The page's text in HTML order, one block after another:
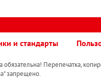
и стандарты
Перепечатка,
запрещено.